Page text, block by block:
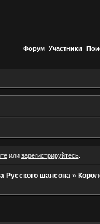
Форум Участники
или зарегистрируйтесь.
Русского шансона »